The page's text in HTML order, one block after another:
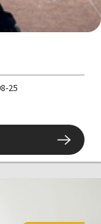
25